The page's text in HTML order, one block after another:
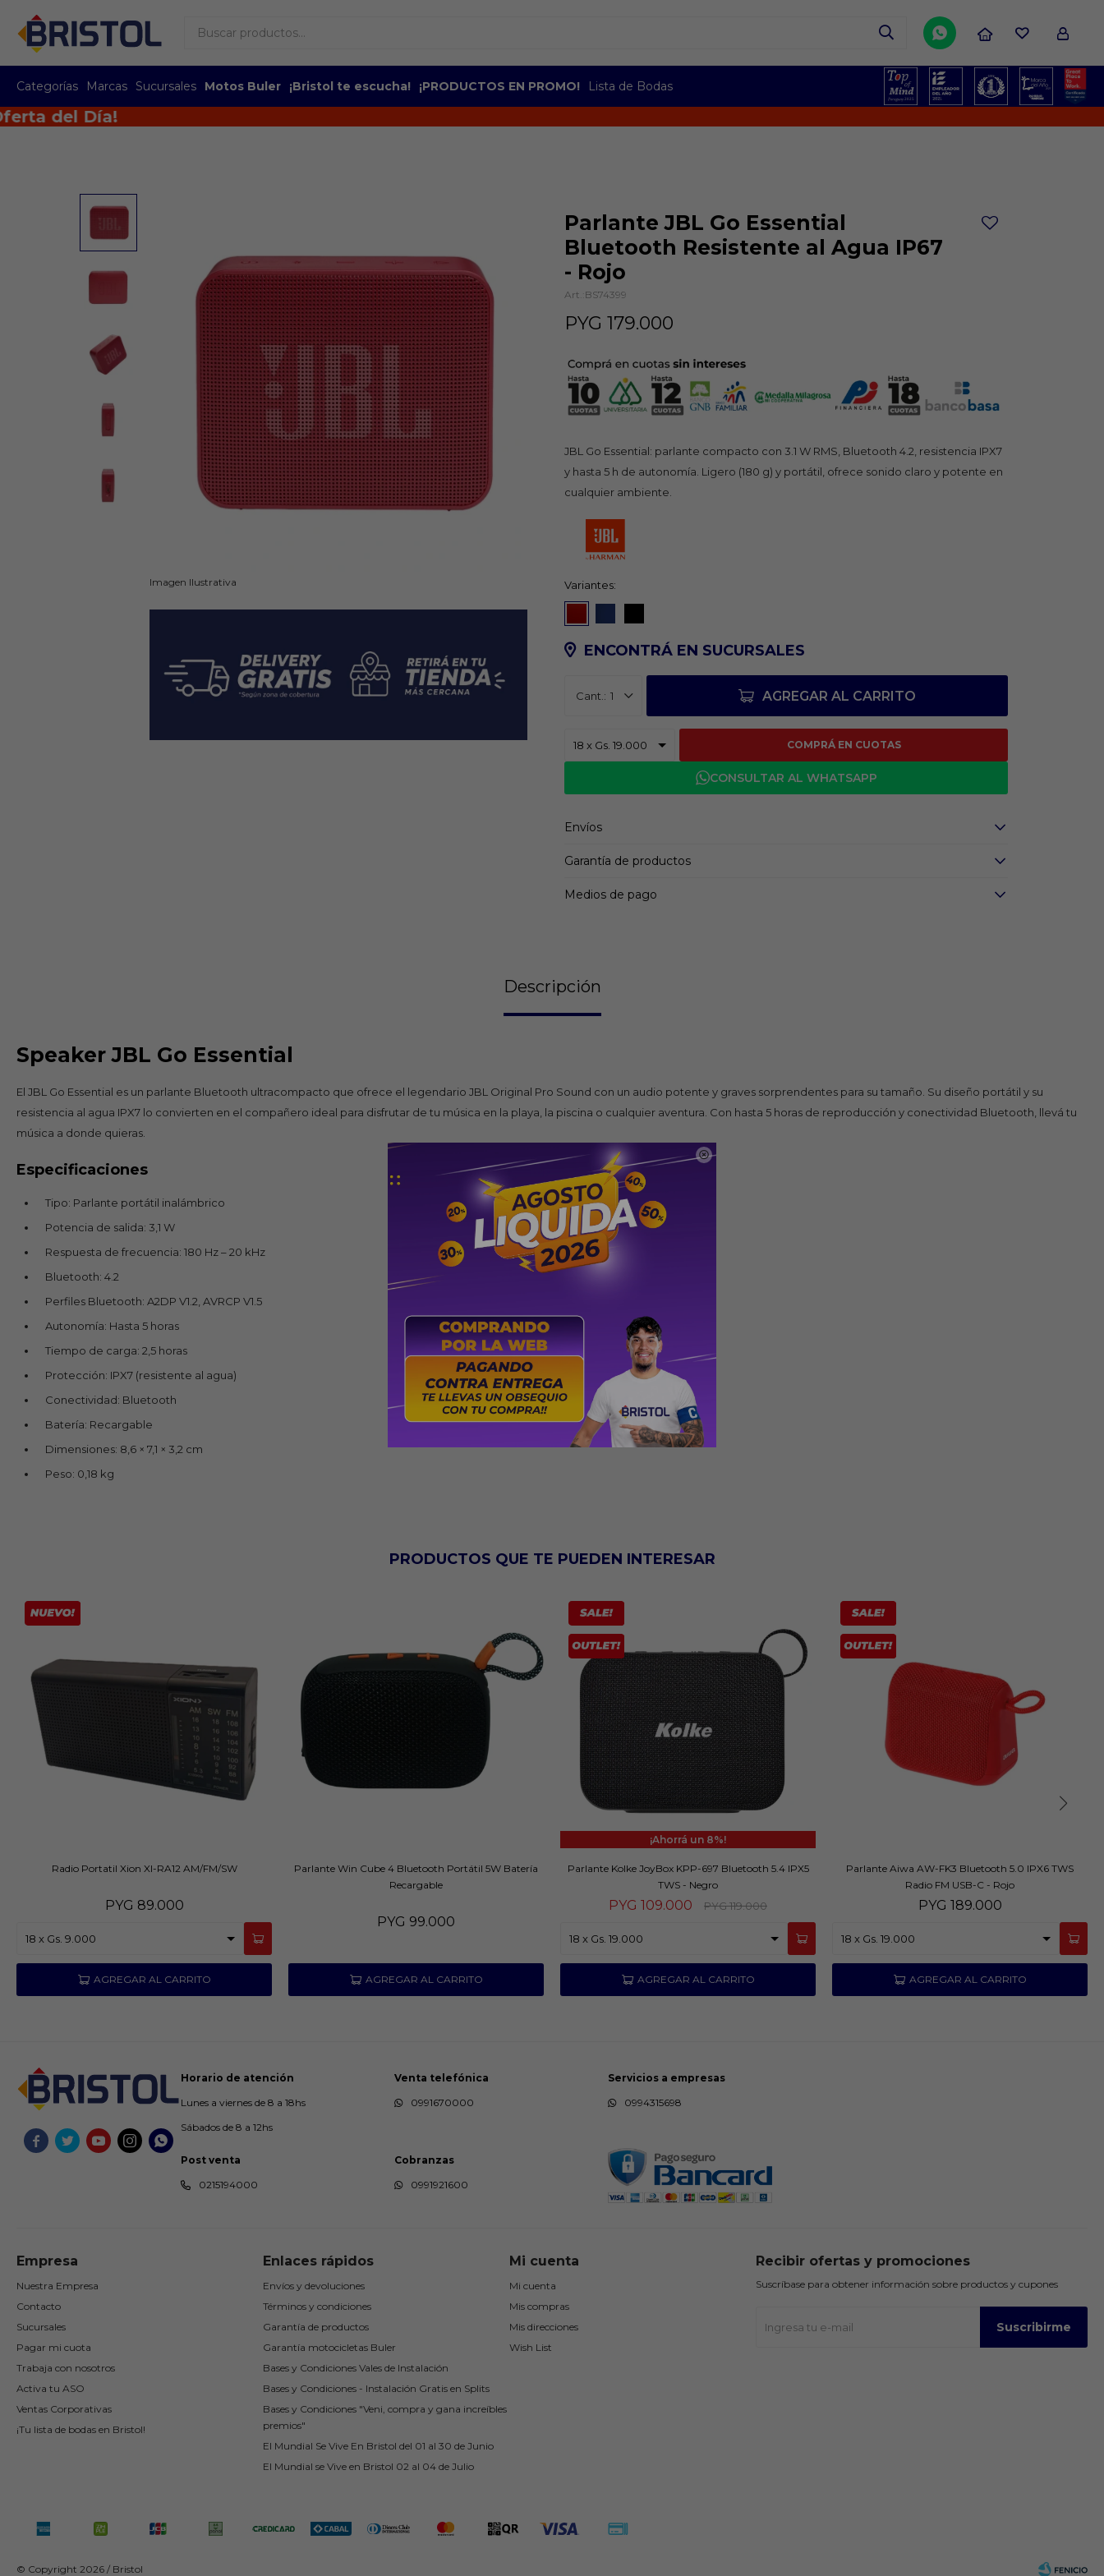

Categorías Marcas Sucursales Motos Buler ¡Bristol te escucha! ¡PRODUCTOS EN PROMO! Lista de Bodas

Día!
Imagen Ilustrativa
Parlante JBL Go Essential
Bluetooth Resistente al Agua IP67
- Rojo
BS74399
PYG 179.000
JBL Go Essential: parlante compacto con 3.1 W RMS, Bluetooth 4.2, resistencia IPX7
y hasta 5 h de autonomía. Ligero (180 g) y portátil, ofrece sonido claro y potente en
cualquier ambiente.
Variantes:
ENCONTRÁ EN SUCURSALES
1 AGREGAR AL CARRITO
COMPRÁ EN CUOTAS
CONSULTAR AL WHATSAPP
Envíos
Garantía de productos
Medios de pago
Descripción
Speaker JBL Go Essential
El JBL Go Essential es un parlante Bluetooth ultracompacto que ofrece el legendario JBL Original Pro Sound con un audio potente y graves sorprendentes para su tamaño. Su diseño portátil y su
resistencia al agua IPX7 lo convierten en el compañero ideal para disfrutar de tu música en la playa, la piscina o cualquier aventura. Con hasta 5 horas de reproducción y conectividad Bluetooth, llevá tu
música a donde quieras.
Especificaciones
Tipo: Parlante portátil inalámbrico
Potencia de salida: 3,1 W
Respuesta de frecuencia: 180 Hz – 20 kHz
Bluetooth: 4.2
Perfiles Bluetooth: A2DP V1.2, AVRCP V1.5
Autonomía: Hasta 5 horas
Tiempo de carga: 2,5 horas
Protección: IPX7 (resistente al agua)
Conectividad: Bluetooth
Batería: Recargable
Dimensiones: 8,6 × 7,1 × 3,2 cm
Peso: 0,18 kg
PRODUCTOS QUE TE PUEDEN INTERESAR
Radio Portatil Xion XI-RA12 AM/FM/SW
PYG 89.000
Parlante Win Cube 4 Bluetooth Portátil 5W Batería
Recargable
PYG 99.000
8
Parlante Kolke JoyBox KPP-697 Bluetooth 5.4 IPX5
TWS - Negro
PYG 109.000 PYG 119.000
Parlante Aiwa AW-FK3 Bluetooth 5.0 IPX6 TWS
Radio FM USB-C - Rojo
PYG 189.000
    
Horario de atención
Lunes a viernes de 8 a 18hs
Sábados de 8 a 12hs
Venta telefónica
0991670000
Servicios a empresas
0994315698
Post venta
0215194000
Cobranzas
0991921600
Empresa
Nuestra Empresa
Contacto
Sucursales
Pagar mi cuota
Trabaja con nosotros
Activa tu ASO
Ventas Corporativas
¡Tu lista de bodas en Bristol!
Enlaces rápidos
Envíos y devoluciones
Términos y condiciones
Garantía de productos
Garantía motocicletas Buler
Bases y Condiciones Vales de Instalación
Bases y Condiciones - Instalación Gratis en Splits
Bases y Condiciones "Veni, compra y gana increíbles
premios"
El Mundial Se Vive En Bristol del 01 al 30 de Junio
El Mundial se Vive en Bristol 02 al 04 de Julio
Mi cuenta
Mi cuenta
Mis compras
Mis direcciones
Wish List
Recibir ofertas y promociones
Suscríbase para obtener información sobre productos y cupones
Suscribirme
© Copyright 2026 / Bristol